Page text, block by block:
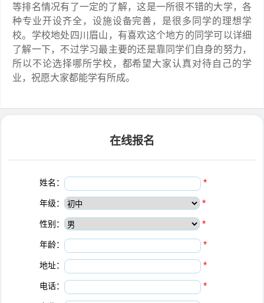
等排名情况有了一定的了解，这是一所很不错的大学，各
种专业开设齐全，设施设备完善，是很多同学的理想学
校。学校地处四川眉山，有喜欢这个地方的同学可以详细
了解一下，不过学习最主要的还是靠同学们自身的努力，
所以不论选择哪所学校，都希望大家认真对待自己的学
业，祝愿大家都能学有所成。
在线报名
姓名： *
年级： *
性别： *
年龄： *
地址： *
电话： *